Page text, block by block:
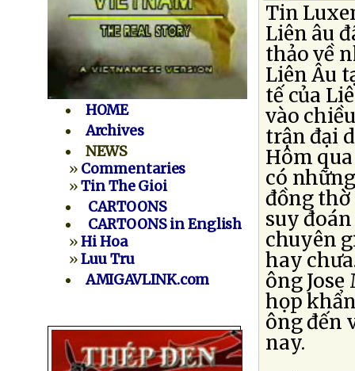
HOME
Archives
NEWS
» Commentaries
»Tin The Gioi
CARTOONS
CARTOONS in English
»Hi Hoa
»Luu Tru
AMIGAVLINK.com
Tin
Liên âu
thảo về
Liên Âu
tế của
vào
trận đại
Hôm
có
đồng thờ
suy
chuyên
hay
ông
họp
ông đến
nay.